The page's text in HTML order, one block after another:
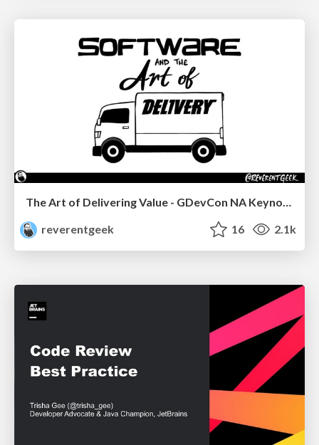
The Art of Delivering Value - GDevCon NA Keynote
reverentgeek
16 2.1k